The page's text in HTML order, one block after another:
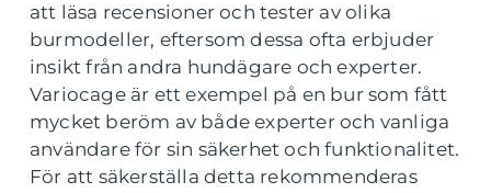
att läsa recensioner och tester av olika
burmodeller, eftersom dessa ofta erbjuder
insikt från andra hundägare och experter.
Variocage är ett exempel på en bur som fått
mycket beröm av både experter och vanliga
användare för sin säkerhet och funktionalitet.
För att säkerställa detta rekommenderas